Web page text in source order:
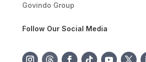
Govindo Group
Follow Our Social Media